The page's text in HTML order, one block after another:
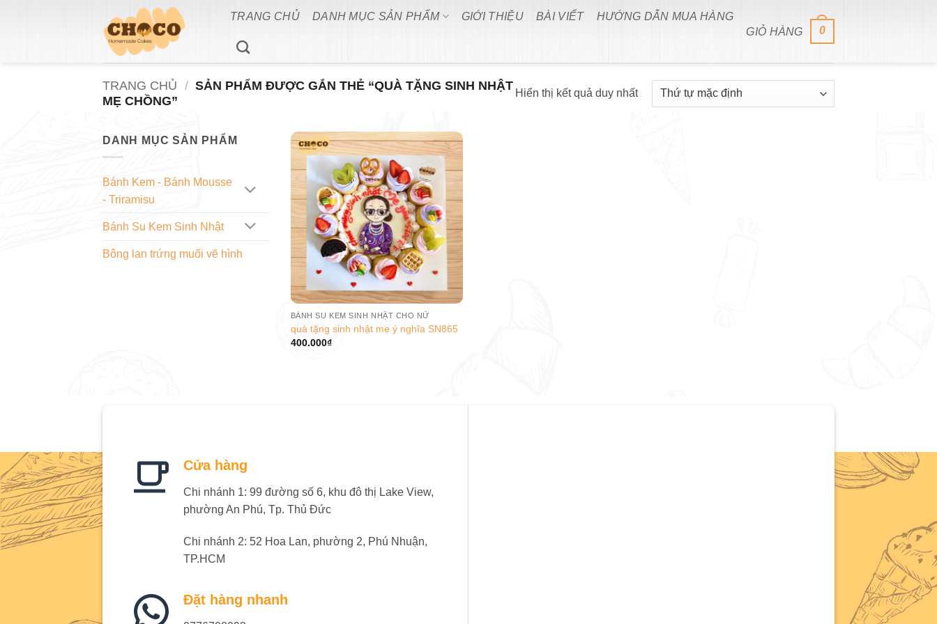
TRANG CHỦ DANH MỤC SẢN PHẨM GIỚI THIỆU BÀI VIẾT
HƯỚNG DẪN MUA HÀNG
GIỎ HÀNG
0
TRANG CHỦ / SẢN PHẨM ĐƯỢC GẮN THẺ “QUÀ TẶNG SINH NHẬT
MẸ CHỒNG”
Hiển thị kết quả duy nhất
DANH MỤC SẢN PHẨM
Bánh Kem - Bánh Mousse
- Triramisu
Bánh Su Kem Sinh Nhật
Bông lan trứng muối vẽ hình
BÁNH SU KEM SINH NHẬT CHO NỮ
quà tặng sinh nhật mẹ ý nghĩa SN865
400.000₫
Cửa hàng
Chi nhánh 1: 99 đường số 6, khu đô thị Lake View,
phường An Phú, Tp. Thủ Đức
Chi nhánh 2: 52 Hoa Lan, phường 2, Phú Nhuận,
TP.HCM
Đặt hàng nhanh